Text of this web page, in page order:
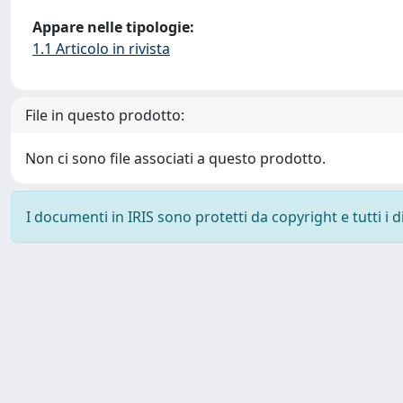
Appare nelle tipologie:
1.1 Articolo in rivista
File in questo prodotto:
Non ci sono file associati a questo prodotto.
I documenti in IRIS sono protetti da copyright e tutti i